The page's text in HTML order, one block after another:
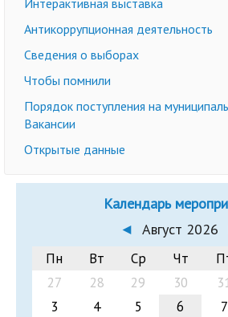
Интерактивная выставка
Антикоррупционная деятельность
Сведения о выборах
Чтобы помнили
Порядок поступления на
Вакансии
Открытые данные
Календарь
◄ Август 2026
Пн Вт Ср Чт
27
28 29 30
3
4 5 6 7